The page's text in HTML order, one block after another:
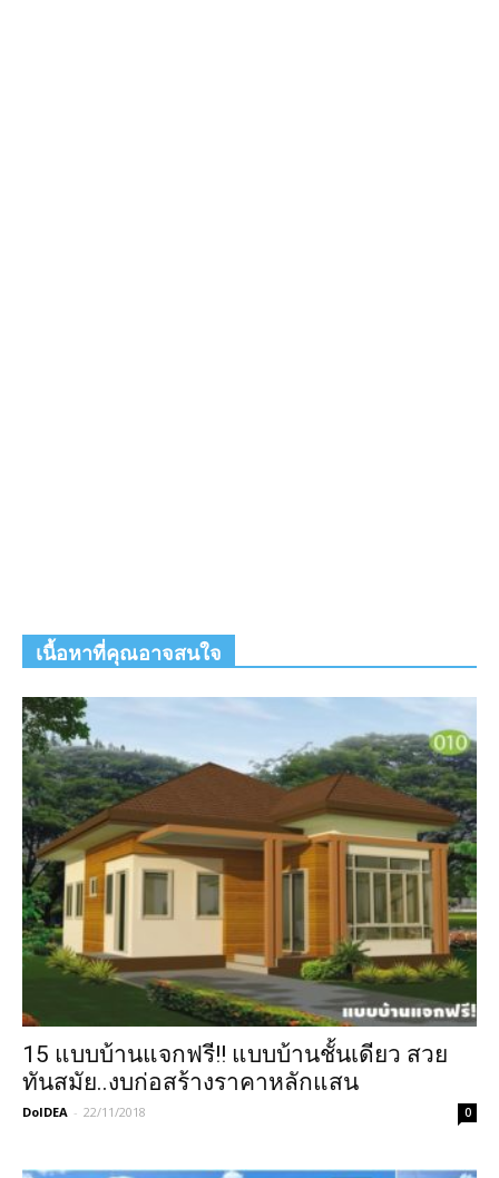
เนื้อหาที่คุณอาจสนใจ
15 แบบบ้านแจกฟรี!! แบบบ้านชั้นเดียว สวย
ทันสมัย..งบก่อสร้างราคาหลักแสน
DoIDEA - 22/11/2018 0